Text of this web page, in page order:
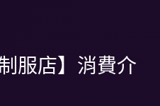
服店】消費介